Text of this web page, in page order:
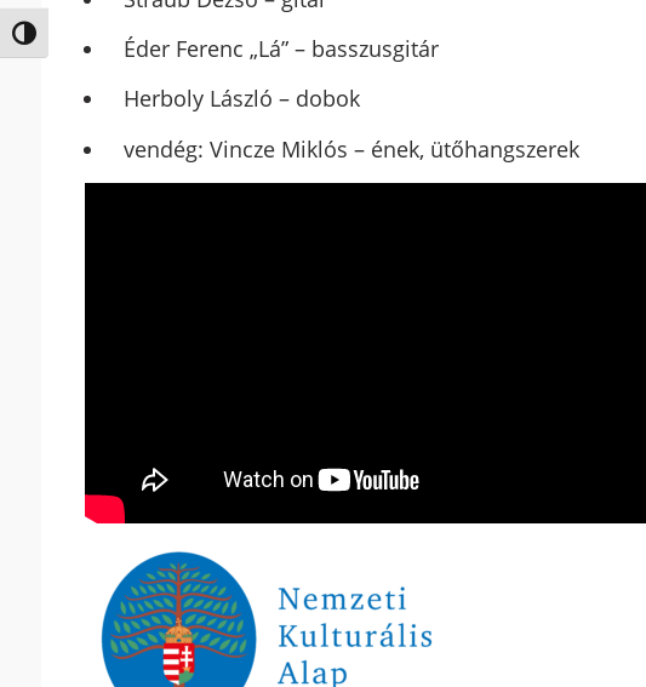
Nagy kontraszt váltásaÉder Ferenc „Lá” – basszusgitár
Herboly László – dobok
vendég: Vincze Miklós – ének, ütőhangszerek